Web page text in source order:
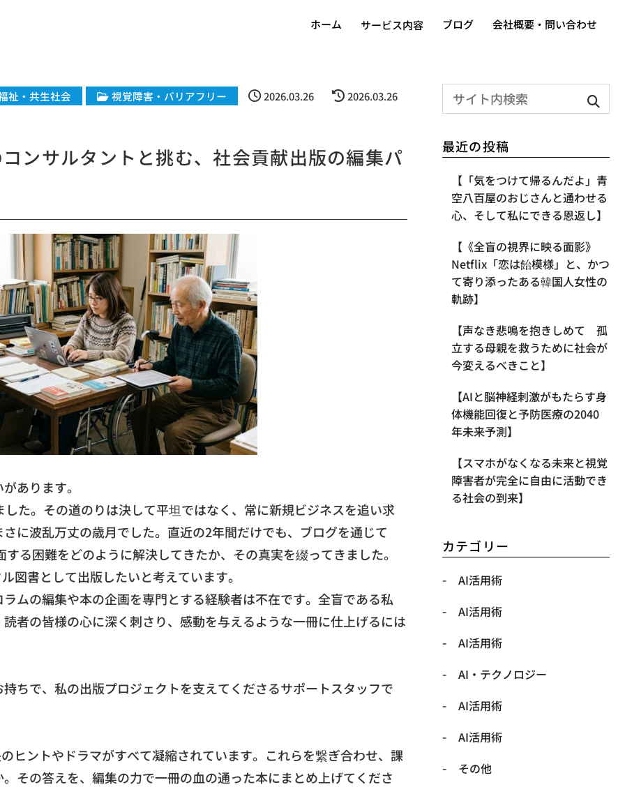
ホーム サービス内容 ブログ 会社概要・問い合わせ
祉・共生社会 視覚障害・バリアフリー 2026.03.26 2026.03.26
ンサルタントと挑む、社会貢献出版の編集パ
あります。
た。 その道のりは決して平坦ではなく、常に新規ビジネスを追い求
さに波乱万丈の歳月でした。直近の2年間だけでも、 ブログを通じて
る困難をどのように解決してきたか、 その真実を綴ってきました。
図書として出版したいと考えています。
ラムの編集や本の企画を専門とする経験者は不在です。 全盲である私
読者の皆様の心に深く刺さり、 感動を与えるような一冊に仕上げるには
ちで、 私の出版プロジェクトを支えてくださるサポートスタッフで
ヒントやドラマがすべて凝縮されています。 これらを繋ぎ合わせ、課
その答えを、 編集の力で一冊の血の通った本にまとめ上げてくださ
最近の投稿
【「気をつけて帰るんだよ」青
空八百屋のおじさんと通わせる
心、そして私にできる恩返し】
【《全盲の視界に映る面影》
Netflix「恋は飴模様」と、かつ
て寄り添ったある韓国人女性の
軌跡】
【声なき悲鳴を抱きしめて 孤
立する母親を救うために社会が
今変えるべきこと】
【AIと脳神経刺激がもたらす身
体機能回復と予防医療の2040
年未来予測】
【スマホがなくなる未来と視覚
障害者が完全に自由に活動でき
る社会の到来】
カテゴリー
AI活用術
AI活用術
AI活用術
​AI・テクノロジー
​AI活用術
​AI活用術
​その他